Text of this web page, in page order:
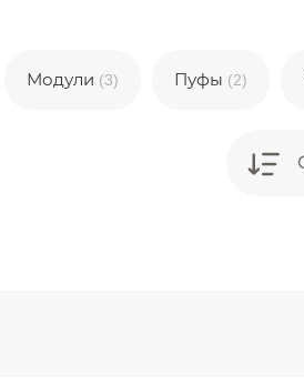
Модули (3) Пуфы (2)